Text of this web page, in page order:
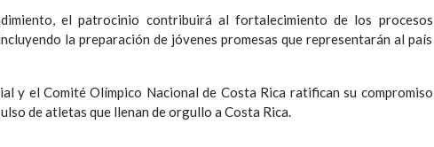
el patrocinio contribuirá al fortalecimiento de los procesos
la preparación de jóvenes promesas que representarán al país
y el Comité Olímpico Nacional de Costa Rica ratifican su compromiso
de atletas que llenan de orgullo a Costa Rica.